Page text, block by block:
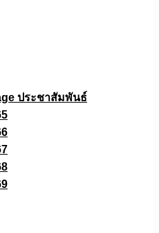
ประชาสัมพันธ์